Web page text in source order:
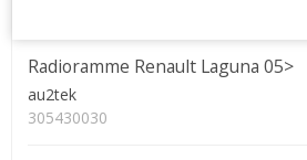
Radioramme Renault Laguna 05>
au2tek
305430030